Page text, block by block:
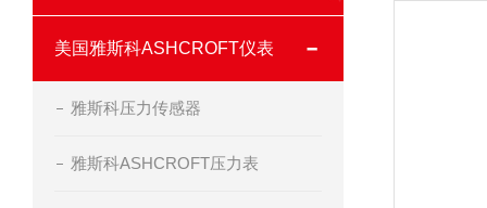
美国雅斯科ASHCROFT仪表
雅斯科压力传感器
雅斯科ASHCROFT压力表